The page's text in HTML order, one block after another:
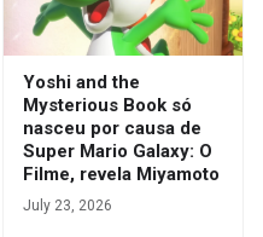
Yoshi and the
Mysterious Book só
nasceu por causa de
Super Mario Galaxy: O
Filme, revela Miyamoto
July 23, 2026